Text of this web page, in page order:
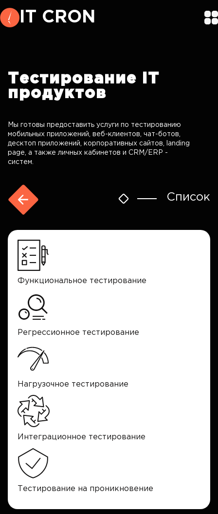
IT CRON
Тестирование
IT
продуктов
Мы готовы предоставить услуги по тестированию
мобильных приложений, веб-клиентов, чат-ботов,
десктоп приложений, корпоративных сайтов, landing
page, а также личных кабинетов и CRM/ERP -
систем.
Список
Функциональное тестирование
Регрессионное тестирование
Нагрузочное тестирование
Интеграционное тестирование
Тестирование на проникновение